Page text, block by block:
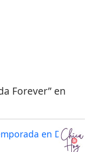
Forever” en